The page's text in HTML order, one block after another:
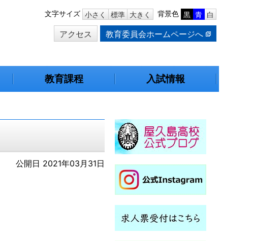
本
文字サイズ 小さく 標準 大きく 背景色 黒 青 白
アクセス 教育委員会ホームページへ
教育課程 入試情報
公開日 2021年03月31日